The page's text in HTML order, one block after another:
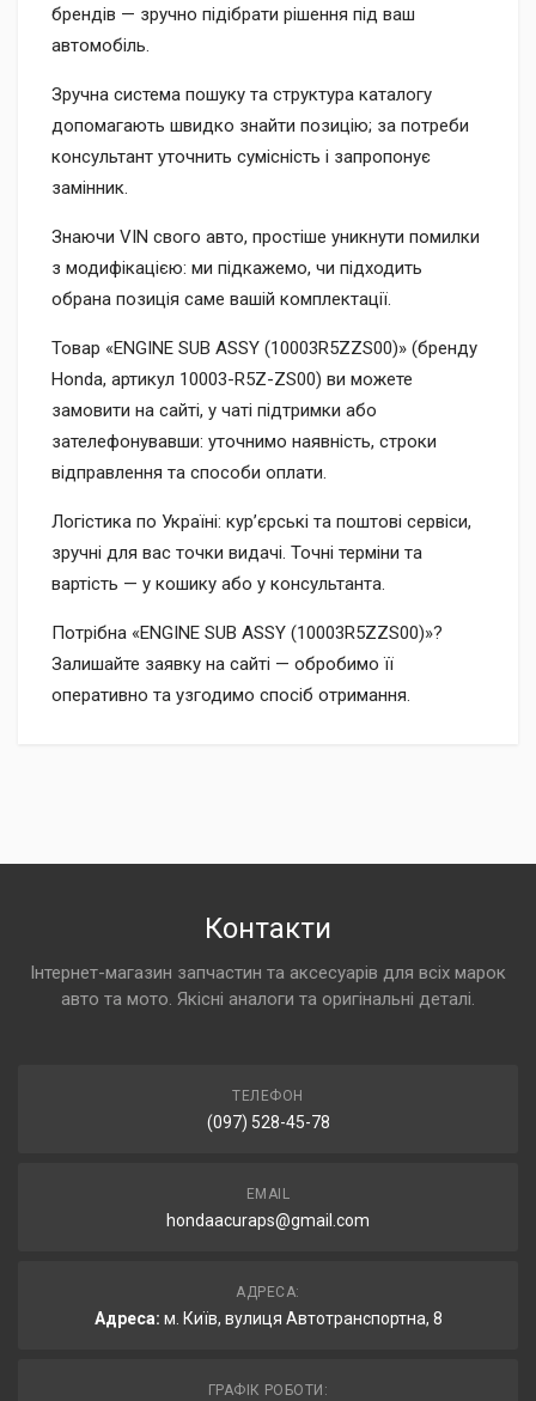
брендів — зручно підібрати рішення під ваш
автомобіль.
Зручна система пошуку та структура каталогу
допомагають швидко знайти позицію; за потреби
консультант уточнить сумісність і запропонує
замінник.
Знаючи VIN свого авто, простіше уникнути помилки
з модифікацією: ми підкажемо, чи підходить
обрана позиція саме вашій комплектації.
Товар «ENGINE SUB ASSY (10003R5ZZS00)» (бренду
Honda, артикул 10003-R5Z-ZS00) ви можете
замовити на сайті, у чаті підтримки або
зателефонувавши: уточнимо наявність, строки
відправлення та способи оплати.
Логістика по Україні: кур’єрські та поштові сервіси,
зручні для вас точки видачі. Точні терміни та
вартість — у кошику або у консультанта.
Потрібна «ENGINE SUB ASSY (10003R5ZZS00)»?
Залишайте заявку на сайті — обробимо її
оперативно та узгодимо спосіб отримання.
Контакти
Інтернет-магазин запчастин та аксесуарів для всіх марок
авто та мото. Якісні аналоги та оригінальні деталі.
ТЕЛЕФОН
(097) 528-45-78
EMAIL
hondaacuraps@gmail.com
АДРЕСА:
Адреса: м. Київ, вулиця Автотранспортна, 8
ГРАФІК РОБОТИ: